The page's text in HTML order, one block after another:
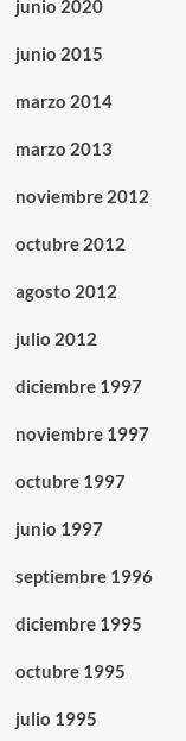
junio 2020
junio 2015
marzo 2014
marzo 2013
noviembre 2012
octubre 2012
agosto 2012
julio 2012
diciembre 1997
noviembre 1997
octubre 1997
junio 1997
septiembre 1996
diciembre 1995
octubre 1995
julio 1995